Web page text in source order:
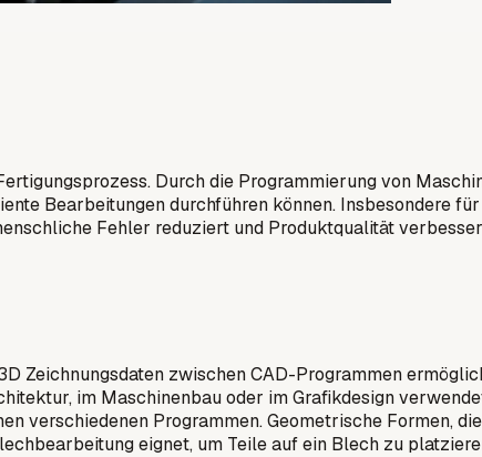
Durch die Programmierung von
Bearbeitungen durchführen können. Insbesondere
Fehler reduziert und Produktqualität
Zeichnungsdaten zwischen CAD-Programmen
im Maschinenbau oder im Grafikdesign
verschiedenen Programmen. Geometrische Formen,
eignet, um Teile auf ein Blech zu